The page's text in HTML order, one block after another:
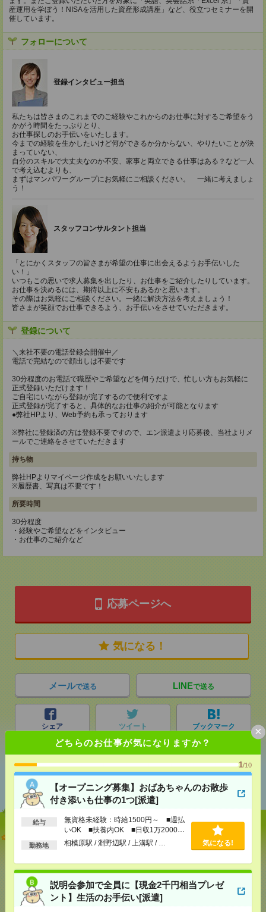
どちらのお仕事が気になりますか？
1/10
【オープニング募集】おばあちゃんのお散歩
付き添いも仕事の1つ[派遣]
給与
無資格未経験：時給1500円～ ■週払
いOK ■扶養内OK ■日収1万2000円
以上
勤務地 相模原駅 / 淵野辺駅 / 上溝駅 / … 気になる!
説明会参加で全員に【現金2千円相当プレゼ
ント】生活のお手伝い[派遣]
×
産運用を学ぼう！NISAを活用した資産形成講座」など、役立つセミナーを開
催しています。
フォローについて
登録インタビュー担当
私たちは皆さまのこれまでのご経験やこれからのお仕事に対するご希望をう
かがう時間をたっぷりとり、
お仕事探しのお手伝いをいたします。
今までの経験を生かしたいけど何ができるか分からない、やりたいことが決
まっていない、
自分のスキルで大丈夫なのか不安、家事と両立できる仕事はある？など一人
で考え込むよりも、
まずはマンパワーグループにお気軽にご相談ください。 一緒に考えましょ
う！
スタッフコンサルタント担当
「とにかくスタッフの皆さまが希望の仕事に出会えるようお手伝いした
い！」
いつもこの思いで求人募集を出したり、お仕事をご紹介したりしています。
お仕事を決めるには、期待以上に不安もあるかと思います。
その際はお気軽にご相談ください。一緒に解決方法を考えましょう！
皆さまが笑顔でお仕事できるよう、お手伝いをさせていただきます。
登録について
＼来社不要の電話登録会開催中／
電話で完結なので顔出しは不要です
30分程度のお電話で職歴やご希望などを伺うだけで、忙しい方もお気軽に
正式登録いただけます！
ご自宅にいながら登録が完了するので便利ですよ
正式登録が完了すると、具体的なお仕事の紹介が可能となります
●弊社HPより、Web予約も承っております
※弊社に登録済の方は登録不要ですので、エン派遣より応募後、当社よりメ
ールでご連絡をさせていただきます
持ち物
弊社HPよりマイページ作成をお願いいたします
※履歴書、写真は不要です！
所要時間
30分程度
・経験やご希望などをインタビュー
・お仕事のご紹介など
応募ページへ
気になる！
メールで送る LINEで送る
シェア ツイート ブックマーク
あなたの閲覧履歴からの
おすすめ
【オープニング募集】おばあちゃんのお散歩付き添
いも仕事の1つ[派遣]
[給 与]無資格未経験：時給1500円～ ■週払い
OK ■扶養内OK ■日収1万2000円以上
[交通費]
交通費全額支給
[勤務地]相模原駅 /淵野辺駅/ 上溝駅 /…